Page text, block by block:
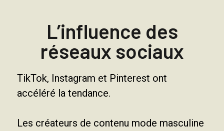
L’influence des
réseaux sociaux
TikTok, Instagram et Pinterest ont
accéléré la tendance.
Les créateurs de contenu mode masculine